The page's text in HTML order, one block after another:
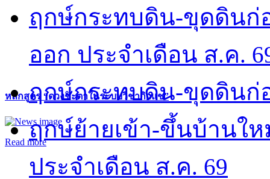
หลักสูตร “ดวงชะตาในระบบวิชากิวแช”
Read more
ฤกษ์กระทบดิน-ขุดดินก่
ออก ประจำเดือน ส.ค.
ฤกษ์กระทบดิน-ขุดดินก่
ฤกษ์ย้ายเข้า-ขึ้นบ้านใ
ประจำเดือน ส.ค. 69